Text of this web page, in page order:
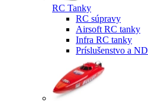
RC Tanky
RC súpravy
Airsoft RC tanky
Infra RC tanky
Príslušenstvo a ND